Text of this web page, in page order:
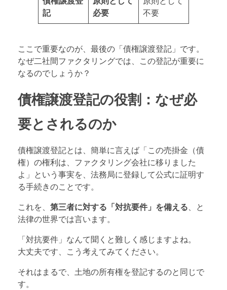
記
必要
不要
ここで重要なのが、最後の「債権譲渡登記」です。
なぜ二社間ファクタリングでは、この登記が重要に
なるのでしょうか？
債権譲渡登記の役割：なぜ必
要とされるのか
債権譲渡登記とは、簡単に言えば「この売掛金（債
権）の権利は、ファクタリング会社に移りました
よ」という事実を、法務局に登録して公式に証明す
る手続きのことです。
これを、 第三者に対する「対抗要件」を備える 、と
法律の世界では言います。
「対抗要件」なんて聞くと難しく感じますよね。
大丈夫です、こう考えてみてください。
それはまるで、土地の所有権を登記するのと同じで
す。